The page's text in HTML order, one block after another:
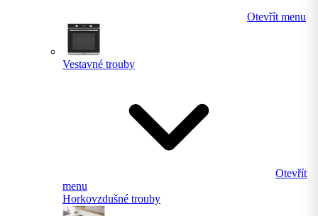
Otevřít menu
Vestavné trouby
Otevřít
menu
Horkovzdušné trouby